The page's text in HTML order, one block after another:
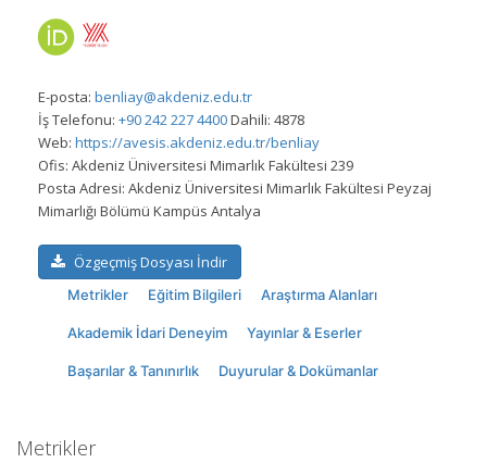
E-posta: benliay@akdeniz.edu.tr
İş Telefonu: +90 242 227 4400Dahili: 4878
Web: https://avesis.akdeniz.edu.tr/benliay
Ofis: Akdeniz Üniversitesi Mimarlık Fakültesi 239
Posta Adresi: Akdeniz Üniversitesi Mimarlık Fakültesi Peyzaj
Mimarlığı Bölümü Kampüs Antalya
Özgeçmiş Dosyası İndir
Metrikler Eğitim Bilgileri Araştırma Alanları
Akademik İdari Deneyim Yayınlar & Eserler
Başarılar & Tanınırlık Duyurular & Dokümanlar
Metrikler